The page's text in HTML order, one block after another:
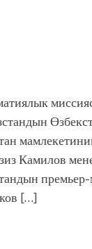
Тоо”
Видео)
фонтанды
чогулду
Камилов
[…]